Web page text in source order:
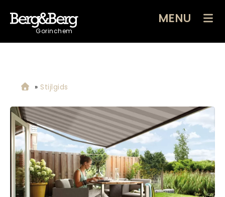
Gorinchem
MENU
» Stijlgids